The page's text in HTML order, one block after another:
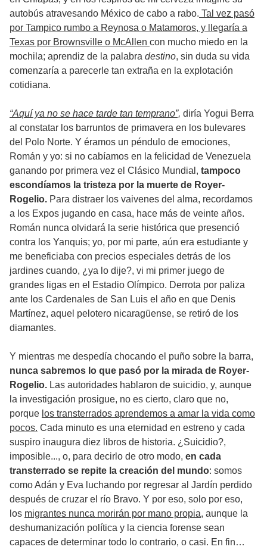
autobús atravesando México de cabo a rabo. Tal vez pasó
por Tampico rumbo a Reynosa o Matamoros, y llegaría a
Texas por Brownsville o McAllen con mucho miedo en la
mochila; aprendiz de la palabra destino, sin duda su vida
comenzaría a parecerle tan extraña en la explotación
cotidiana.
“Aquí ya no se hace tarde tan temprano”, diría Yogui Berra
al constatar los barruntos de primavera en los bulevares
del Polo Norte. Y éramos un péndulo de emociones,
Román y yo: si no cabíamos en la felicidad de Venezuela
ganando por primera vez el Clásico Mundial, tampoco
escondíamos la tristeza por la muerte de Royer-
Rogelio. Para distraer los vaivenes del alma, recordamos
a los Expos jugando en casa, hace más de veinte años.
Román nunca olvidará la serie histórica que presenció
contra los Yanquis; yo, por mi parte, aún era estudiante y
me beneficiaba con precios especiales detrás de los
jardines cuando, ¿ya lo dije?, vi mi primer juego de
grandes ligas en el Estadio Olímpico. Derrota por paliza
ante los Cardenales de San Luis el año en que Denis
Martínez, aquel pelotero nicaragüense, se retiró de los
diamantes.
Y mientras me despedía chocando el puño sobre la barra,
nunca sabremos lo que pasó por la mirada de Royer-
Rogelio. Las autoridades hablaron de suicidio, y, aunque
la investigación prosigue, no es cierto, claro que no,
porque los transterrados aprendemos a amar la vida como
pocos. Cada minuto es una eternidad en estreno y cada
suspiro inaugura diez libros de historia. ¿Suicidio?,
imposible..., o, para decirlo de otro modo, en cada
transterrado se repite la creación del mundo: somos
como Adán y Eva luchando por regresar al Jardín perdido
después de cruzar el río Bravo. Y por eso, solo por eso,
los migrantes nunca morirán por mano propia, aunque la
deshumanización política y la ciencia forense sean
capaces de determinar todo lo contrario, o casi. En fin…